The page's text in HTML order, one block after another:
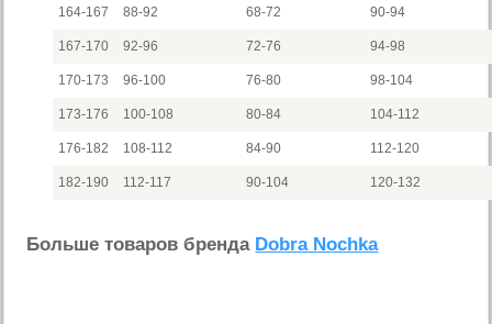
164-167 88-92 68-72 90-94
167-170 92-96 72-76 94-98
170-173 96-100 76-80 98-104
173-176 100-108 80-84 104-112
176-182 108-112 84-90 112-120
182-190 112-117 90-104 120-132
Больше товаров бренда Dobra Nochka